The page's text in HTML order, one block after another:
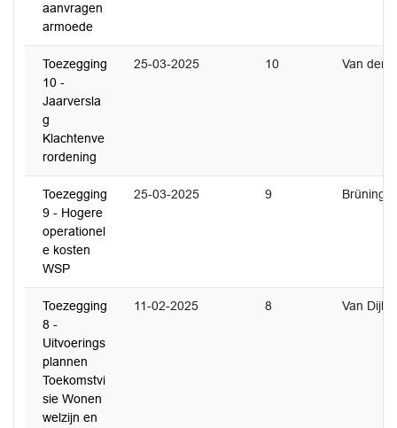
aanvragen
armoede
Toezegging
10 -
Jaarversla
g
Klachtenve
rordening
25-03-2025 10 Van der
Toezegging
9 - Hogere
operationel
e kosten
WSP
25-03-2025 9 Brüning
Toezegging
8 -
Uitvoerings
plannen
Toekomstvi
sie Wonen
welzijn en
11-02-2025 8 Van Dijk